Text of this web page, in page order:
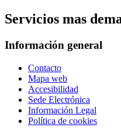
Servicios mas
Información general
Contacto
Mapa web
Accesibilidad
Sede Electrónica
Información Legal
Política de cookies